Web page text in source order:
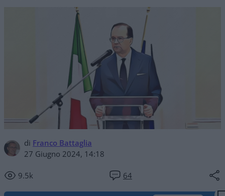
di Franco Battaglia
27 Giugno 2024, 14:18
9.5k 64